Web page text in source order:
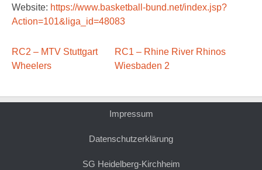
Website: https://www.basketball-bund.net/index.jsp?
Action=101&liga_id=48083
RC2 – MTV Stuttgart
Wheelers
RC1 – Rhine River Rhinos
Wiesbaden 2
Impressum
Datenschutzerklärung
SG Heidelberg-Kirchheim